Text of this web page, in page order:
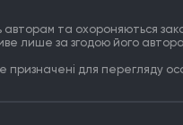
та охороняються
лише за згодою його
для перегляду